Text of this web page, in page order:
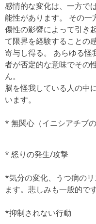
感情的な変化は、一方で
能性があります。
その一
傷性の影響によって引き
て限界を経験することの
寄与し得る。
あらゆる怪
者が否定的な意味でその
ん。
脳を怪我している人の中
います。
* 無関心（イニシアチブの
* 怒りの発生/攻撃
*気分の変化、うつ病の
ます。悲しみも一般的です
*抑制されない行動